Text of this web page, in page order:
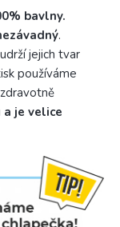
bavlny.
.
jejich tvar
používáme
je velice